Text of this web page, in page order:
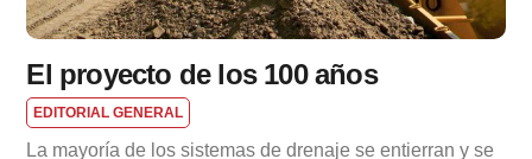
El proyecto de los 100 años
EDITORIAL GENERAL
La mayoría de los sistemas de drenaje se entierran y se